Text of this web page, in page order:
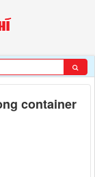
container